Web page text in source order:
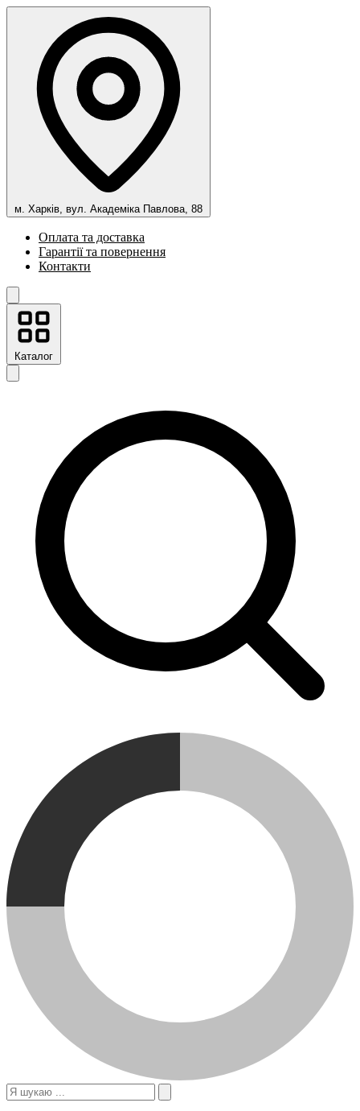
м. Харків, вул. Академіка Павлова, 88
Оплата та доставка
Гарантії та повернення
Контакти
Каталог